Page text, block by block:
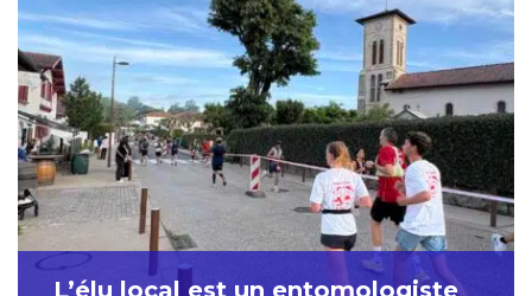
L’élu local est un entomologiste